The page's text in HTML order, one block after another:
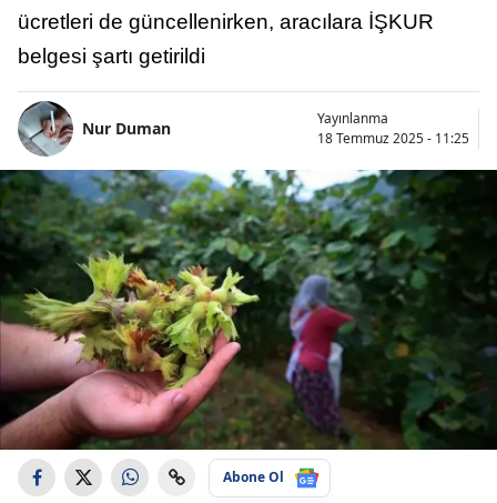
ücretleri de güncellenirken, aracılara İŞKUR
belgesi şartı getirildi
Nur Duman
Yayınlanma
18 Temmuz 2025 - 11:25
Abone Ol